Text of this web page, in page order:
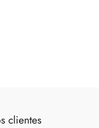
clientes